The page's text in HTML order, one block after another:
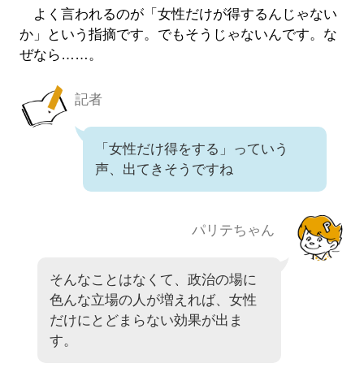
よく言われるのが「女性だけが得するんじゃない
か」という指摘です。でもそうじゃないんです。な
ぜなら……。
記者
「女性だけ得をする」っていう
声、出てきそうですね
パリテちゃん
そんなことはなくて、政治の場に
色んな立場の人が増えれば、女性
だけにとどまらない効果が出ま
す。